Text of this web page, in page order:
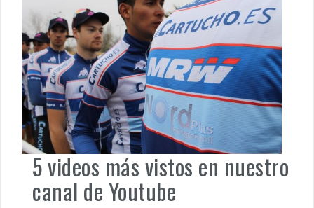
5 videos más vistos en nuestro
canal de Youtube